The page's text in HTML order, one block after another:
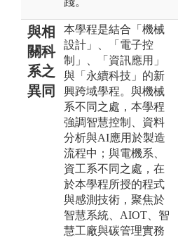
與相
關科
系之
異同
本學程是結合「機械
設計」、「電子控
制」、「資訊應用」
與「永續科技」的新
興跨域學程。與機械
系不同之處，本學程
強調智慧控制、資料
分析與AI應用於製造
流程中；與電機系、
資工系不同之處，在
於本學程所授的程式
與感測技術，聚焦於
智慧系統、AIOT、智
慧工廠與碳管理實務